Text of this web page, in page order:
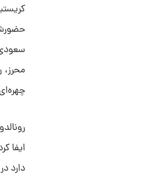
ایفا
دارد